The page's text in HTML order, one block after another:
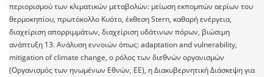
περιορισμού των κλιματικών μεταβολών: μείωση εκπομπών αερίων του
θερμοκηπίου, πρωτόκολλο Κυότο, έκθεση Stern, καθαρή ενέργεια,
διαχείριση απορριμμάτων, διαχείριση υδάτινων πόρων, βιώσιμη
ανάπτυξη 13. Ανάλυση εννοιών όπως: adaptation and vulnerability,
mitigation of climate change, ο ρόλος των διεθνών οργανισμών
(Οργανισμός των ηνωμένων Εθνών, ΕΕ), η Διακυβερνητική Διάσκεψη για